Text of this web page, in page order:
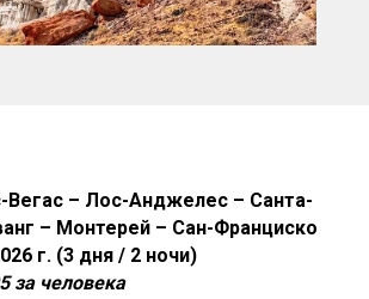
Вегас – Лос-Анджелес – Санта-
– Монтерей – Сан-Франциско
г. (3 дня / 2 ночи)
за человека